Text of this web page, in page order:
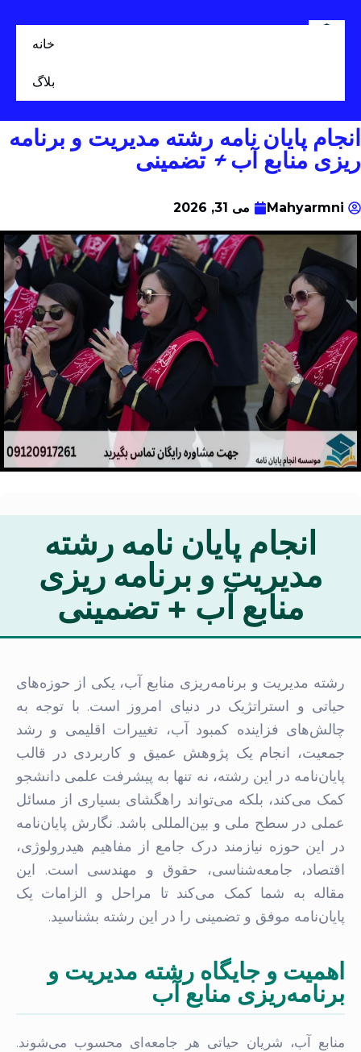
خانه
بلاگ
انجام پایان نامه رشته مدیریت و برنامه
ریزی منابع آب + تضمینی
Mahyarmni می 31, 2026
انجام پایان نامه رشته
مدیریت و برنامه ریزی
منابع آب + تضمینی
رشته مدیریت و برنامه‌ریزی منابع آب، یکی از حوزه‌های
حیاتی و استراتژیک در دنیای امروز است. با توجه به
چالش‌های فزاینده کمبود آب، تغییرات اقلیمی و رشد
جمعیت، انجام یک پژوهش عمیق و کاربردی در قالب
پایان‌نامه در این رشته، نه تنها به پیشرفت علمی دانشجو
کمک می‌کند، بلکه می‌تواند راهگشای بسیاری از مسائل
عملی در سطح ملی و بین‌المللی باشد. نگارش پایان‌نامه
در این حوزه نیازمند درک جامع از مفاهیم هیدرولوژی،
اقتصاد، جامعه‌شناسی، حقوق و مهندسی است. این
مقاله به شما کمک می‌کند تا مراحل و الزامات یک
پایان‌نامه موفق و تضمینی را در این رشته بشناسید.
اهمیت و جایگاه رشته مدیریت و
برنامه‌ریزی منابع آب
منابع آب، شریان حیاتی هر جامعه‌ای محسوب می‌شوند.